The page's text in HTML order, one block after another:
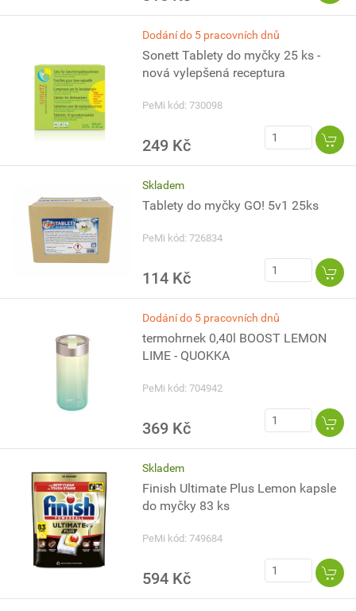
Dodání do 5 pracovních dnů
Sonett Tablety do myčky 25 ks -
nová vylepšená receptura
PeMi kód: 730098
249 Kč
Skladem
Tablety do myčky GO! 5v1 25ks
PeMi kód: 726834
114 Kč
Dodání do 5 pracovních dnů
termohrnek 0,40l BOOST LEMON
LIME - QUOKKA
PeMi kód: 704942
369 Kč
Skladem
Finish Ultimate Plus Lemon kapsle
do myčky 83 ks
PeMi kód: 749684
594 Kč